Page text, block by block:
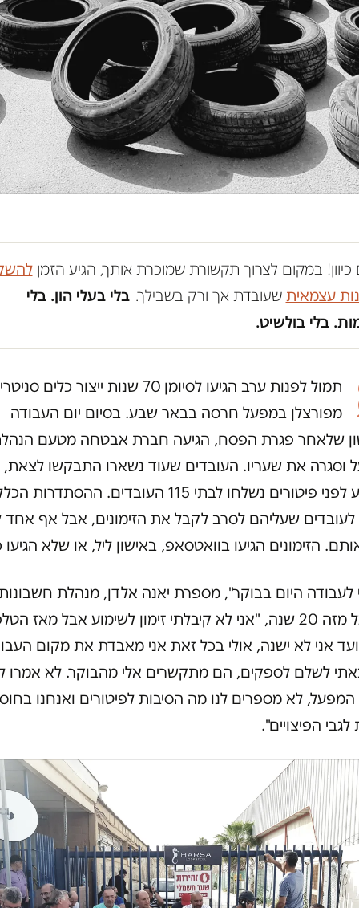
כיוון! במקום לצרוך תקשורת שמוכרת אותך, הגיע הזמן
עצמאית שעובדת אך ורק בשבילך. בלי בעלי הון. בלי
בלי בולשיט.
תמול לפנות ערב הגיעו לסיומן 70 שנות ייצור כלים
מפורצלן במפעל חרסה בבאר שבע. בסיום יום העבודה
שלאחר פגרת הפסח, הגיעה חברת אבטחה מטעם
וסגרה את שעריו. העובדים שעוד נשארו התבקשו לצאת,
לשימוע לפני פיטורים נשלחו לבתי 115 העובדים. ההסתדרות
שעליהם לסרב לקבל את הזימונים, אבל אף אחד
הזימונים הגיעו בוואטסאפ, באישון ליל, או שלא הגיעו
לעבודה היום בבוקר", מספרת יאנה אלדן, מנהלת
במפעל מזה 20 שנה, "אני לא קיבלתי זימון לשימוע אבל מאז
אני לא ישנה, אולי בכל זאת אני מאבדת את מקום
לשלם לספקים, הם מתקשרים אלי מהבוקר. לא אמרו
המפעל, לא מספרים לנו מה הסיבות לפיטורים ואנחנו
לגבי הפיצויים".